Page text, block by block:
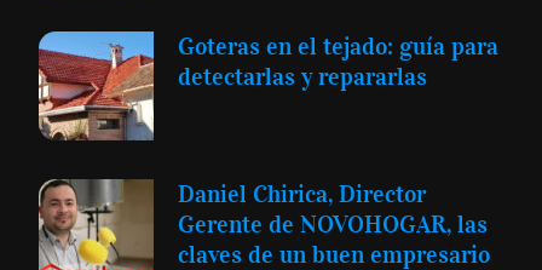
Goteras en el tejado: guía para
detectarlas y repararlas
Daniel Chirica, Director
Gerente de NOVOHOGAR, las
claves de un buen empresario